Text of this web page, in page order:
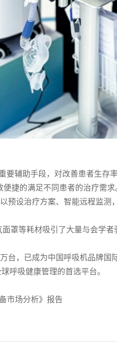
要辅助手段，对改善患者生
捷的满足不同患者的治疗需
预设治疗方案、智能远程监
罩等耗材吸引了大量与会学
台，已成为中国呼吸机品牌
呼吸健康管理的首选平台。
市场分析》报告